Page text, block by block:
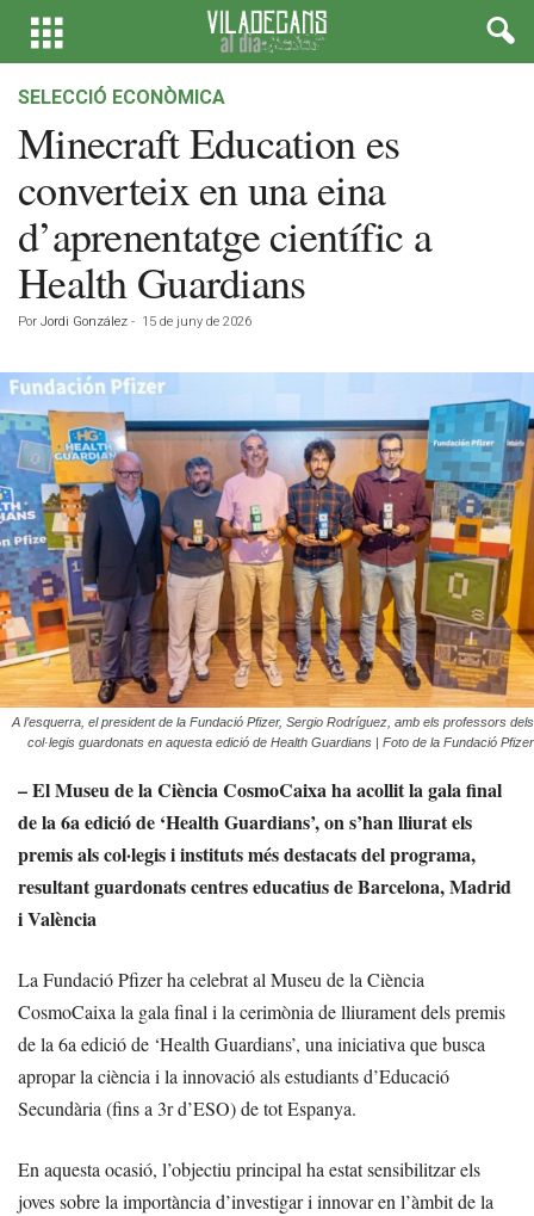
SELECCIÓ ECONÒMICA
Minecraft Education es
converteix en una eina
d’aprenentatge científic a
Health Guardians
Por Jordi González - 15 de juny de 2026
A l’esquerra, el president de la Fundació Pfizer, Sergio Rodríguez, amb els professors dels
col·legis guardonats en aquesta edició de Health Guardians | Foto de la Fundació Pfizer
– El Museu de la Ciència CosmoCaixa ha acollit la gala final
de la 6a edició de ‘Health Guardians’, on s’han lliurat els
premis als col·legis i instituts més destacats del programa,
resultant guardonats centres educatius de Barcelona, Madrid
i València
La Fundació Pfizer ha celebrat al Museu de la Ciència
CosmoCaixa la gala final i la cerimònia de lliurament dels premis
de la 6a edició de ‘Health Guardians’, una iniciativa que busca
apropar la ciència i la innovació als estudiants d’Educació
Secundària (fins a 3r d’ESO) de tot Espanya.
En aquesta ocasió, l’objectiu principal ha estat sensibilitzar els
joves sobre la importància d’investigar i innovar en l’àmbit de la